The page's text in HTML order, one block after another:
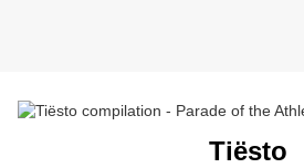
Tiësto